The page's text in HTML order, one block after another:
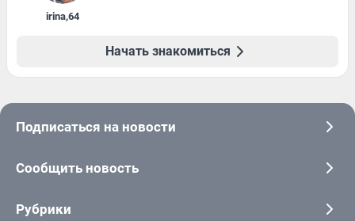
irina,64
Начать знакомиться
Подписаться на новости
Сообщить новость
Рубрики